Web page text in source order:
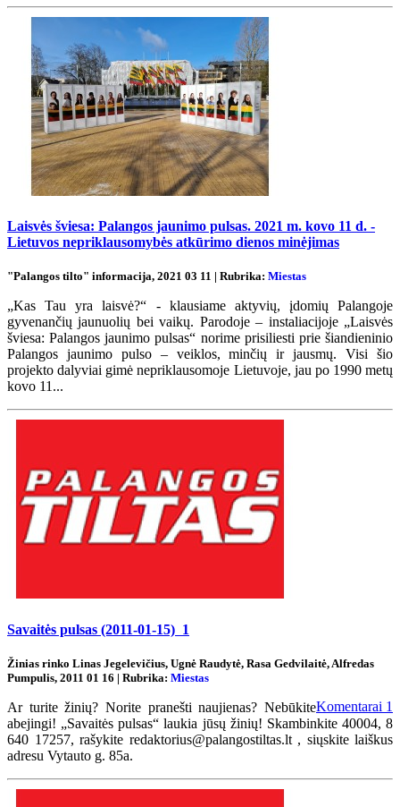
Laisvės šviesa: Palangos jaunimo pulsas. 2021 m. kovo 11 d. -
Lietuvos nepriklausomybės atkūrimo dienos minėjimas
"Palangos tilto" informacija, 2021 03 11 | Rubrika: Miestas
„Kas Tau yra laisvė?“ - klausiame aktyvių, įdomių Palangoje
gyvenančių jaunuolių bei vaikų. Parodoje – instaliacijoje „Laisvės
šviesa: Palangos jaunimo pulsas“ norime prisiliesti prie šiandieninio
Palangos jaunimo pulso – veiklos, minčių ir jausmų. Visi šio
projekto dalyviai gimė nepriklausomoje Lietuvoje, jau po 1990 metų
kovo 11...
Savaitės pulsas (2011-01-15) 1
Žinias rinko Linas Jegelevičius, Ugnė Raudytė, Rasa Gedvilaitė, Alfredas
Pumpulis, 2011 01 16 | Rubrika: Miestas
Komentarai 1
Ar turite žinių? Norite pranešti naujienas? Nebūkite
abejingi! „Savaitės pulsas“ laukia jūsų žinių! Skambinkite 40004, 8
640 17257, rašykite redaktorius@palangostiltas.lt , siųskite laiškus
adresu Vytauto g. 85a.